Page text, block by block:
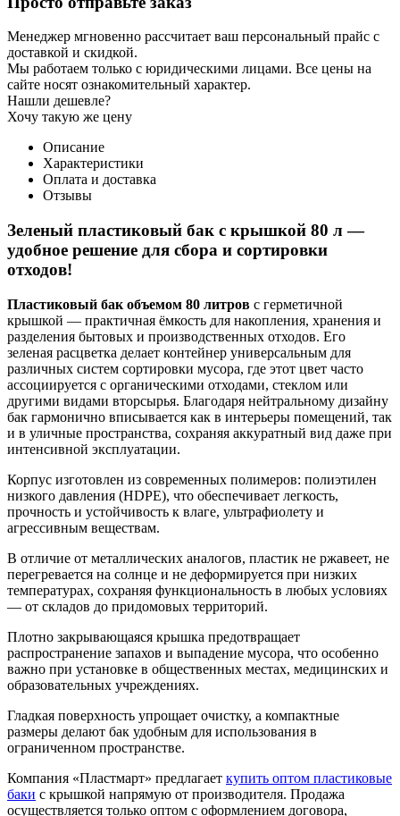
Менеджер мгновенно рассчитает ваш персональный прайс с
доставкой и скидкой.
Мы работаем только с юридическими лицами. Все цены на
сайте носят ознакомительный характер.
Нашли дешевле?
Хочу такую же цену
Описание
Характеристики
Оплата и доставка
Отзывы
Зеленый пластиковый бак с крышкой 80 л —
удобное решение для сбора и сортировки
отходов!
Пластиковый бак объемом 80 литров с герметичной
крышкой — практичная ёмкость для накопления, хранения и
разделения бытовых и производственных отходов. Его
зеленая расцветка делает контейнер универсальным для
различных систем сортировки мусора, где этот цвет часто
ассоциируется с органическими отходами, стеклом или
другими видами вторсырья. Благодаря нейтральному дизайну
бак гармонично вписывается как в интерьеры помещений, так
и в уличные пространства, сохраняя аккуратный вид даже при
интенсивной эксплуатации.
Корпус изготовлен из современных полимеров: полиэтилен
низкого давления (HDPE), что обеспечивает легкость,
прочность и устойчивость к влаге, ультрафиолету и
агрессивным веществам.
В отличие от металлических аналогов, пластик не ржавеет, не
перегревается на солнце и не деформируется при низких
температурах, сохраняя функциональность в любых условиях
— от складов до придомовых территорий.
Плотно закрывающаяся крышка предотвращает
распространение запахов и выпадение мусора, что особенно
важно при установке в общественных местах, медицинских и
образовательных учреждениях.
Гладкая поверхность упрощает очистку, а компактные
размеры делают бак удобным для использования в
ограниченном пространстве.
Компания «Пластмарт» предлагает купить оптом пластиковые
баки с крышкой напрямую от производителя. Продажа
осуществляется только оптом с оформлением договора,